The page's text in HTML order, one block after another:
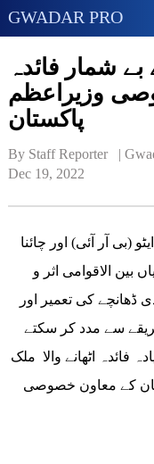
GWADAR PRO
شمار فائدہ
وزیراعظم
پاکستان
By Staff Reporter   |
Dec 19, 2022
(بی آر آئی) اور چائنا
بین الاقوامی اثر و
ڈھانچے کی تعمیر اور
سے مدد کر سکتے
اٹھانے والا ملک
کے معاون خصوصی